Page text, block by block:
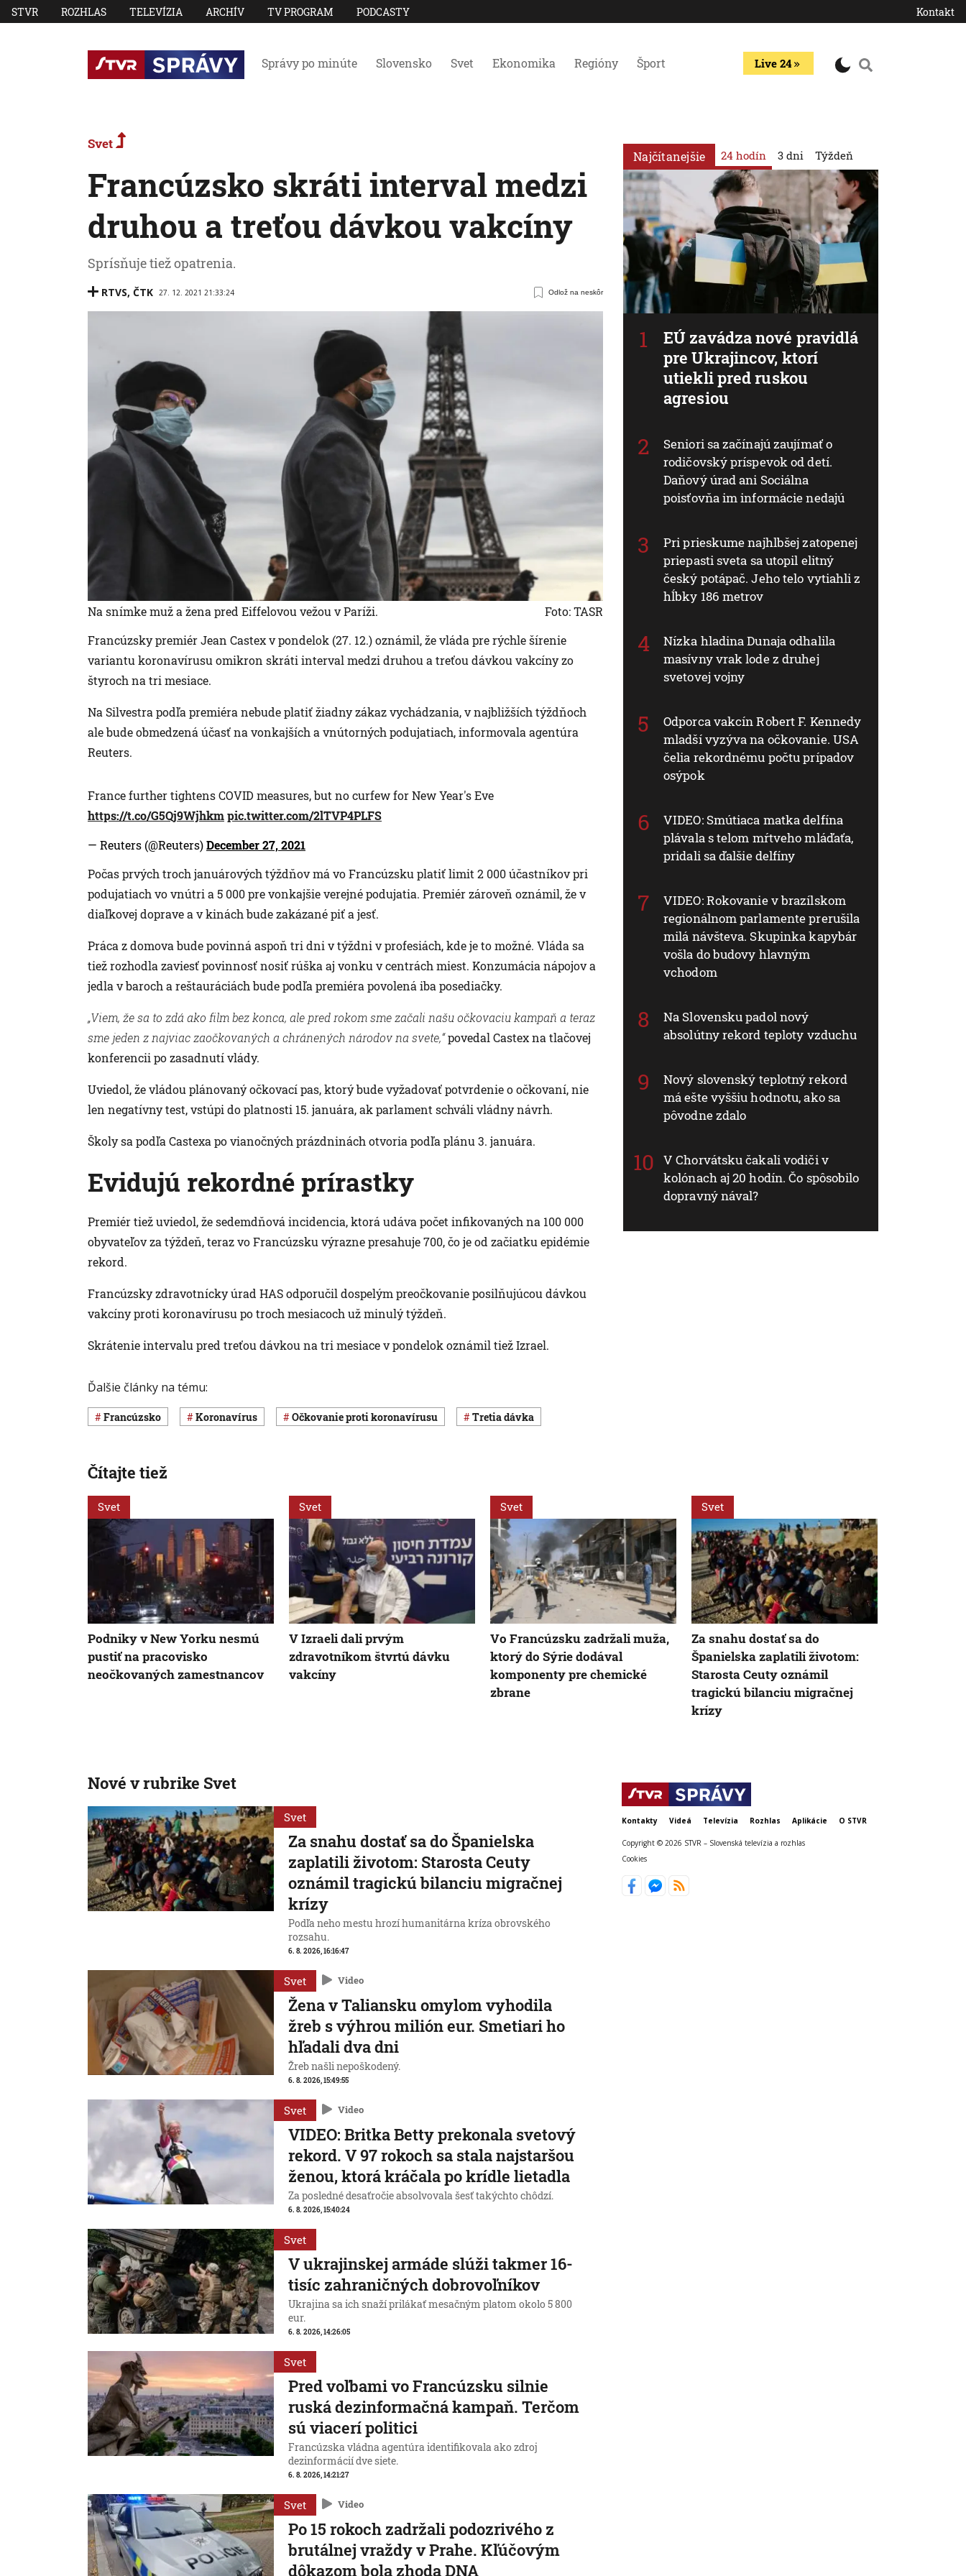
STVR ROZHLAS TELEVÍZIA ARCHÍV TV PROGRAM PODCASTY Kontakt
Správy po minúte Slovensko Svet Ekonomika Regióny Šport Live 24
Svet
Francúzsko skráti interval medzi
druhou a treťou dávkou vakcíny
Sprísňuje tiež opatrenia.
RTVS, ČTK 27. 12. 2021 21:33:24 Odlož na neskôr
Na snímke muž a žena pred Eiffelovou vežou v Paríži.
Foto: TASR
Francúzsky premiér Jean Castex v pondelok (27. 12.) oznámil, že vláda pre rýchle šírenie
variantu koronavírusu omikron skráti interval medzi druhou a treťou dávkou vakcíny zo
štyroch na tri mesiace.
Na Silvestra podľa premiéra nebude platiť žiadny zákaz vychádzania, v najbližších týždňoch
ale bude obmedzená účasť na vonkajších a vnútorných podujatiach, informovala agentúra
Reuters.
France further tightens COVID measures, but no curfew for New Year's Eve
https://t.co/G5Qj9Wjhkmpic.twitter.com/2lTVP4PLFS
— Reuters (@Reuters)December 27, 2021
Počas prvých troch januárových týždňov má vo Francúzsku platiť limit 2 000 účastníkov pri
podujatiach vo vnútri a 5 000 pre vonkajšie verejné podujatia. Premiér zároveň oznámil, že v
diaľkovej doprave a v kinách bude zakázané piť a jesť.
Práca z domova bude povinná aspoň tri dni v týždni v profesiách, kde je to možné. Vláda sa
tiež rozhodla zaviesť povinnosť nosiť rúška aj vonku v centrách miest. Konzumácia nápojov a
jedla v baroch a reštauráciách bude podľa premiéra povolená iba posediačky.
„Viem, že sa to zdá ako film bez konca, ale pred rokom sme začali našu očkovaciu kampaň a teraz
sme jeden z najviac zaočkovaných a chránených národov na svete,“povedal Castex na tlačovej
konferencii po zasadnutí vlády.
Uviedol, že vládou plánovaný očkovací pas, ktorý bude vyžadovať potvrdenie o očkovaní, nie
len negatívny test, vstúpi do platnosti 15. januára, ak parlament schváli vládny návrh.
Školy sa podľa Castexa po vianočných prázdninách otvoria podľa plánu 3. januára.
Evidujú rekordné prírastky
Premiér tiež uviedol, že sedemdňová incidencia, ktorá udáva počet infikovaných na 100 000
obyvateľov za týždeň, teraz vo Francúzsku výrazne presahuje 700, čo je od začiatku epidémie
rekord.
Francúzsky zdravotnícky úrad HAS odporučil dospelým preočkovanie posilňujúcou dávkou
vakcíny proti koronavírusu po troch mesiacoch už minulý týždeň.
Skrátenie intervalu pred treťou dávkou na tri mesiace v pondelok oznámil tiež Izrael.
Ďalšie články na tému:
Francúzsko koronavírus očkovanie proti koronavírusu tretia dávka
Najčítanejšie 24 hodín
EÚ zavádza nové pravidlá
pre Ukrajincov, ktorí
utiekli pred ruskou
agresiou
Seniori sa začínajú zaujímať o
rodičovský príspevok od detí.
Daňový úrad ani Sociálna
poisťovňa im informácie nedajú
Pri prieskume najhlbšej zatopenej
priepasti sveta sa utopil elitný
český potápač. Jeho telo vytiahli z
hĺbky 186 metrov
Nízka hladina Dunaja odhalila
masívny vrak lode z druhej
svetovej vojny
Odporca vakcín Robert F. Kennedy
mladší vyzýva na očkovanie. USA
čelia rekordnému počtu prípadov
osýpok
VIDEO: Smútiaca matka delfína
plávala s telom mŕtveho mláďaťa,
pridali sa ďalšie delfíny
VIDEO: Rokovanie v brazílskom
regionálnom parlamente prerušila
milá návšteva. Skupinka kapybár
vošla do budovy hlavným
vchodom
Na Slovensku padol nový
absolútny rekord teploty vzduchu
Nový slovenský teplotný rekord
má ešte vyššiu hodnotu, ako sa
pôvodne zdalo
V Chorvátsku čakali vodiči v
kolónach aj 20 hodín. Čo spôsobilo
dopravný nával?
3 dni Týždeň
Čítajte tiež
Svet
Podniky v New Yorku nesmú
pustiť na pracovisko
neočkovaných zamestnancov
Svet
V Izraeli dali prvým
zdravotníkom štvrtú dávku
vakcíny
Svet
Vo Francúzsku zadržali muža,
ktorý do Sýrie dodával
komponenty pre chemické
zbrane
Svet
Za snahu dostať sa do
Španielska zaplatili životom:
Starosta Ceuty oznámil
tragickú bilanciu migračnej
krízy
Nové v rubrike Svet
Svet
Za snahu dostať sa do Španielska
zaplatili životom: Starosta Ceuty
oznámil tragickú bilanciu migračnej
krízy
Podľa neho mestu hrozí humanitárna kríza obrovského
rozsahu.
6. 8. 2026, 16:16:47
Svet Video
Žena v Taliansku omylom vyhodila
žreb s výhrou milión eur. Smetiari ho
hľadali dva dni
Žreb našli nepoškodený.
6. 8. 2026, 15:49:55
Svet Video
VIDEO: Britka Betty prekonala svetový
rekord. V 97 rokoch sa stala najstaršou
ženou, ktorá kráčala po krídle lietadla
Za posledné desaťročie absolvovala šesť takýchto chôdzí.
6. 8. 2026, 15:40:24
Svet
V ukrajinskej armáde slúži takmer 16-
tisíc zahraničných dobrovoľníkov
Ukrajina sa ich snaží prilákať mesačným platom okolo 5 800
eur.
6. 8. 2026, 14:26:05
Svet
Pred voľbami vo Francúzsku silnie
ruská dezinformačná kampaň. Terčom
sú viacerí politici
Francúzska vládna agentúra identifikovala ako zdroj
dezinformácií dve siete.
6. 8. 2026, 14:21:27
Svet Video
Po 15 rokoch zadržali podozrivého z
brutálnej vraždy v Prahe. Kľúčovým
dôkazom bola zhoda DNA
Kontakty Videá Televízia Rozhlas Aplikácie O STVR
Copyright © 2026 STVR – Slovenská televízia a rozhlas
Cookies